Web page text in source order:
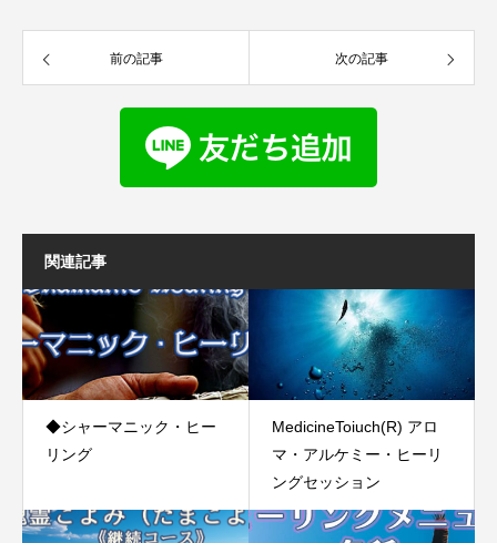
前の記事 次の記事
関連記事
◆シャーマニック・ヒー
リング
MedicineToiuch(R) アロ
マ・アルケミー・ヒーリ
ングセッション